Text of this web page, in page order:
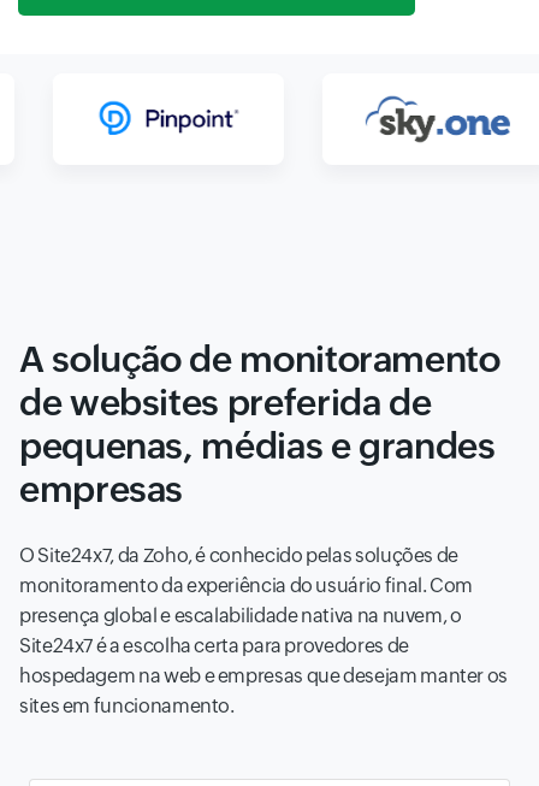
A solução de monitoramento
de websites preferida de
pequenas, médias e grandes
empresas
O Site24x7, da Zoho, é conhecido pelas soluções de
monitoramento da experiência do usuário final. Com
presença global e escalabilidade nativa na nuvem, o
Site24x7 é a escolha certa para provedores de
hospedagem na web e empresas que desejam manter os
sites em funcionamento.